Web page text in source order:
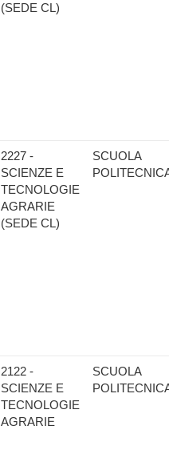
(SEDE CL)
2227 -
SCIENZE E
TECNOLOGIE
AGRARIE
(SEDE CL)
SCUOLA
2122 -
SCIENZE E
TECNOLOGIE
AGRARIE
SCUOLA